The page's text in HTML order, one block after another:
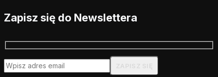
Zapisz się do Newslettera